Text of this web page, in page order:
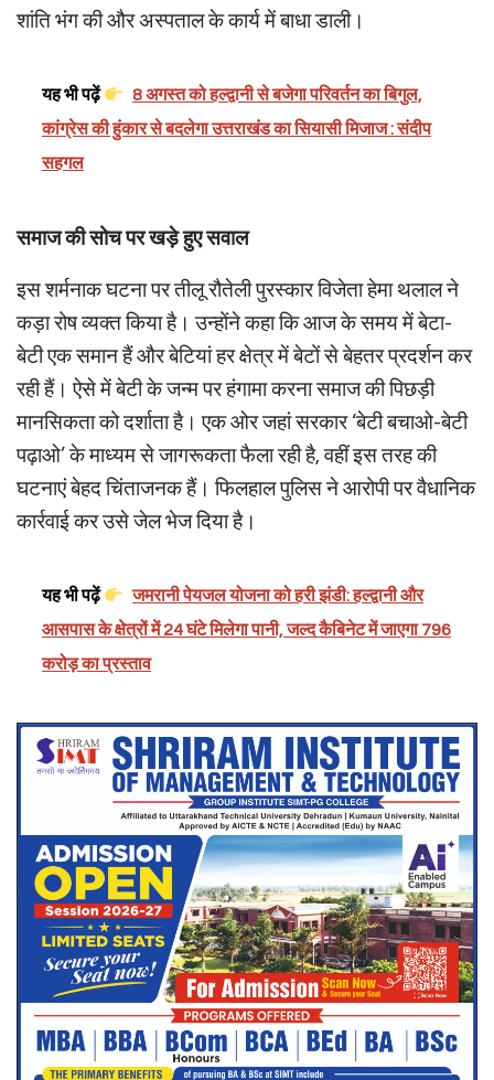
शांति भंग की और अस्पताल के कार्य में बाधा डाली।
यह भी पढ़ें
8 अगस्त को हल्द्वानी से बजेगा परिवर्तन का बिगुल,
कांग्रेस की हुंकार से बदलेगा उत्तराखंड का सियासी मिजाज : संदीप
सहगल
समाज की सोच पर खड़े हुए सवाल
इस शर्मनाक घटना पर तीलू रौतेली पुरस्कार विजेता हेमा थलाल ने
कड़ा रोष व्यक्त किया है। उन्होंने कहा कि आज के समय में बेटा-
बेटी एक समान हैं और बेटियां हर क्षेत्र में बेटों से बेहतर प्रदर्शन कर
रही हैं। ऐसे में बेटी के जन्म पर हंगामा करना समाज की पिछड़ी
मानसिकता को दर्शाता है। एक ओर जहां सरकार ‘बेटी बचाओ-बेटी
पढ़ाओ’ के माध्यम से जागरूकता फैला रही है, वहीं इस तरह की
घटनाएं बेहद चिंताजनक हैं। फिलहाल पुलिस ने आरोपी पर वैधानिक
कार्रवाई कर उसे जेल भेज दिया है।
यह भी पढ़ें
जमरानी पेयजल योजना को हरी झंडी: हल्द्वानी और
आसपास के क्षेत्रों में 24 घंटे मिलेगा पानी, जल्द कैबिनेट में जाएगा 796
करोड़ का प्रस्ताव